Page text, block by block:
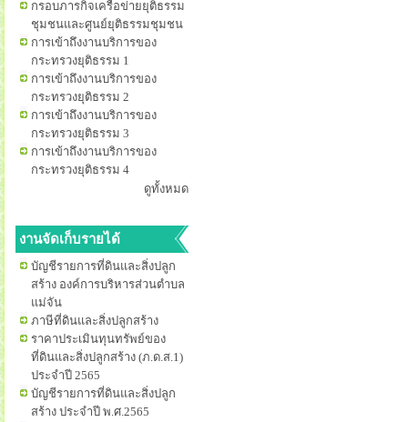
กรอบภารกิจเครือข่ายยุติธรรม
ชุมชนและศูนย์ยุติธรรมชุมชน
การเข้าถึงงานบริการของ
กระทรวงยุติธรรม 1
การเข้าถึงงานบริการของ
กระทรวงยุติธรรม 2
การเข้าถึงงานบริการของ
กระทรวงยุติธรรม 3
การเข้าถึงงานบริการของ
กระทรวงยุติธรรม 4
ดูทั้งหมด
งานจัดเก็บรายได้
บัญชีรายการที่ดินและสิ่งปลูก
สร้าง องค์การบริหารส่วนตำบล
แม่จัน
ภาษีที่ดินและสิ่งปลูกสร้าง
ราคาประเมินทุนทรัพย์ของ
ที่ดินและสิ่งปลูกสร้าง (ภ.ด.ส.1)
ประจำปี 2565
บัญชีรายการที่ดินและสิ่งปลูก
สร้าง ประจำปี พ.ศ.2565